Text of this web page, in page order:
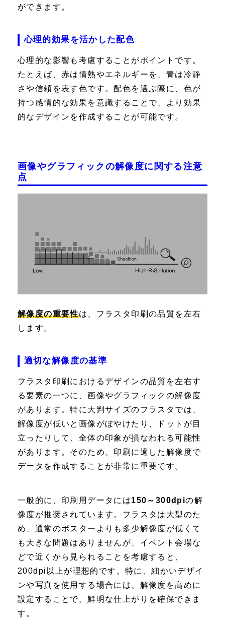
ができます。
心理的効果を活かした配色
心理的な影響も考慮することがポイントです。
たとえば、赤は情熱やエネルギーを、青は冷静
さや信頼を表す色です。配色を選ぶ際に、色が
持つ感情的な効果を意識することで、より効果
的なデザインを作成することが可能です。
画像やグラフィックの解像度に関する注意
点
解像度の重要性は、フラスタ印刷の品質を左右
します。
適切な解像度の基準
フラスタ印刷におけるデザインの品質を左右す
る要素の一つに、画像やグラフィックの解像度
があります。特に大判サイズのフラスタでは、
解像度が低いと画像がぼやけたり、ドットが目
立ったりして、全体の印象が損なわれる可能性
があります。そのため、印刷に適した解像度で
データを作成することが非常に重要です。
一般的に、印刷用データには150～300dpiの解
像度が推奨されています。フラスタは大型のた
め、通常のポスターよりも多少解像度が低くて
も大きな問題はありませんが、イベント会場な
どで近くから見られることを考慮すると、
200dpi以上が理想的です。特に、細かいデザイ
ンや写真を使用する場合には、解像度を高めに
設定することで、鮮明な仕上がりを確保できま
す。